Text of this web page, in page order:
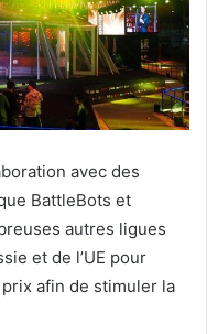
avec des
BattleBots et
autres ligues
et de l’UE pour
afin de stimuler la